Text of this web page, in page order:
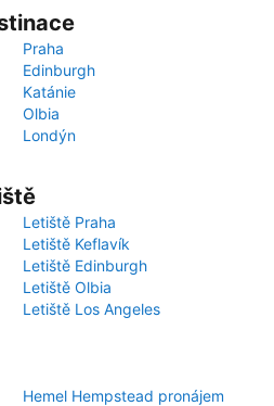
Praha
Edinburgh
Katánie
Olbia
Londýn
Letiště Praha
Letiště Keflavík
Letiště Edinburgh
Letiště Olbia
Letiště Los Angeles
Hemel Hempstead pronájem